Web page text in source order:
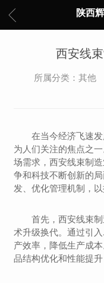
陕西
西安线
所属分类：其他
在当今经济飞速
为人们关注的焦点之
场需求，西安线束制
争和科技不断创新的
发、优化管理机制，
首先，西安线束
术升级换代。通过引
产效率，降低生产成
品结构优化和性能提